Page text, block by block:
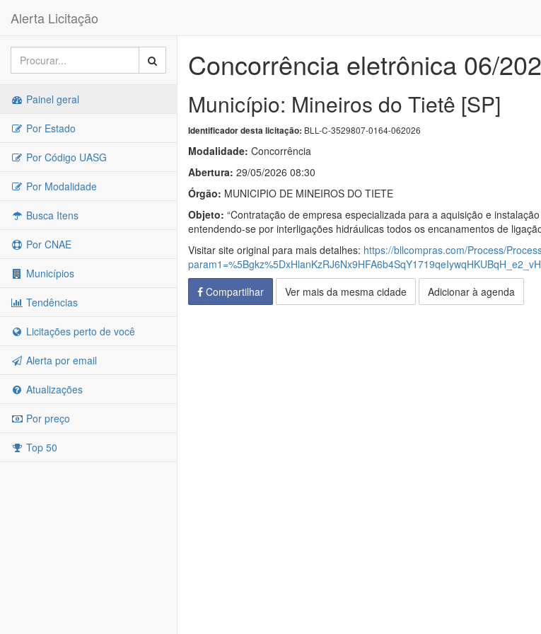
Alerta Licitação
Painel geral
Por Estado
Por Código UASG
Por Modalidade
Busca Itens
Por CNAE
Municípios
Tendências
Licitações perto de você
Alerta por email
Atualizações
Por preço
Top 50
Concorrência eletrônica 06/
Município: Mineiros do Tietê [SP]
Identificador desta licitação: BLL-C-3529807-0164-062026
Modalidade: Concorrência
Abertura: 29/05/2026 08:30
Órgão: MUNICIPIO DE MINEIROS DO TIETE
Objeto: “Contratação de empresa especializada para a aquisição e
entendendo-se por interligações hidráulicas todos os encanamentos de
Visitar site original para mais detalhes: https://bllcompras.com/Process/
Compartilhar
Ver mais da mesma cidade Adicionar à agenda